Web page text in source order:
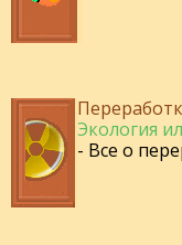
Экология
- Все о